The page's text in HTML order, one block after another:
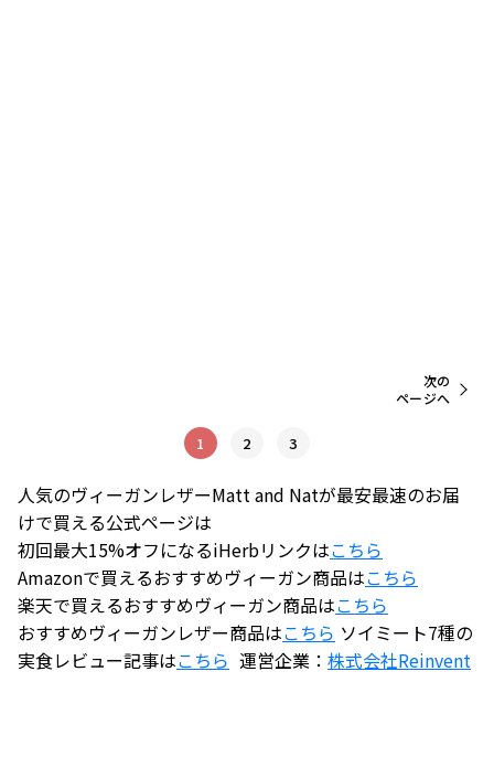
1 2 3
次の
ページへ
人気のヴィーガンレザーMatt and Natが最安最速のお届
けで買える公式ページは
初回最大15%オフになるiHerbリンクはこちら
Amazonで買えるおすすめヴィーガン商品はこちら
楽天で買えるおすすめヴィーガン商品はこちら
おすすめヴィーガンレザー商品はこちら ソイミート7種の
実食レビュー記事はこちら 運営企業： 株式会社Reinvent